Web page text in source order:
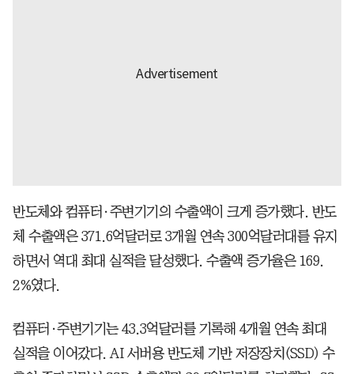
반도체와 컴퓨터·주변기기의 수출액이 크게 증가했다. 반도
체 수출액은 371.6억달러로 3개월 연속 300억달러대를 유지
하면서 역대 최대 실적을 달성했다. 수출액 증가율은 169.
2%였다.
컴퓨터·주변기기는 43.3억달러를 기록해 4개월 연속 최대
실적을 이어갔다. AI 서버용 반도체 기반 저장장치(SSD) 수